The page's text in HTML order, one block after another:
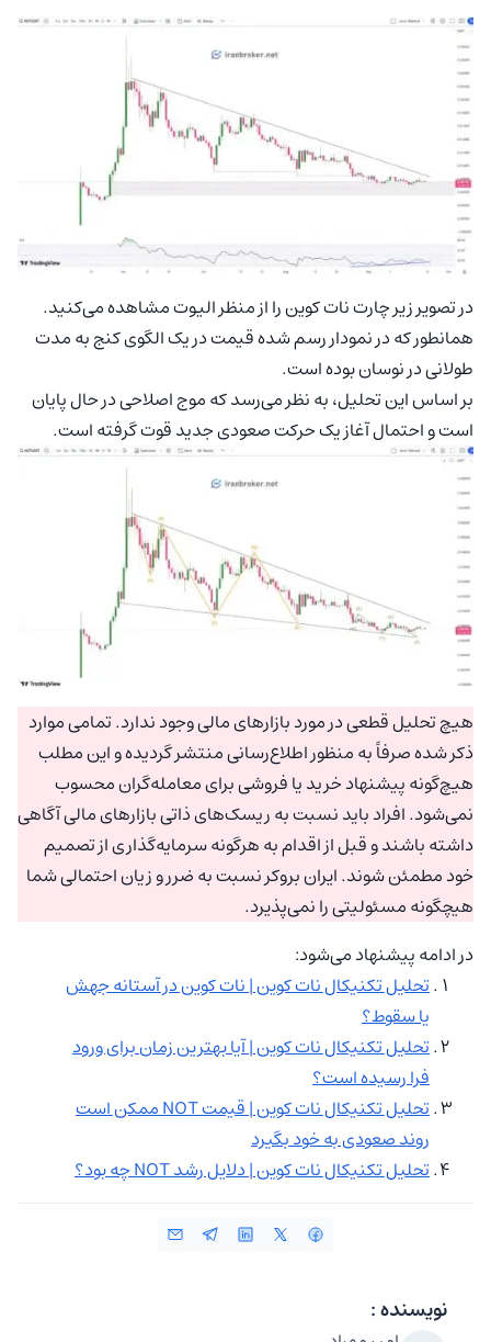
در تصویر زیر چارت نات کوین را از منظر الیوت مشاهده می‌کنید.
همانطور که در نمودار رسم شده قیمت در یک الگوی کنج به مدت
طولانی در نوسان بوده است.
بر اساس این تحلیل، به نظر می‌رسد که موج اصلاحی در حال پایان
است و احتمال آغاز یک حرکت صعودی جدید قوت گرفته است.
هیچ تحلیل قطعی در مورد بازارهای مالی وجود ندارد. تمامی موارد
ذکر شده صرفاً به منظور اطلاع‌رسانی منتشر گردیده و این مطلب
هیچ‌گونه پیشنهاد خرید یا فروشی برای معامله‌گران محسوب
نمی‌شود. افراد باید نسبت به ریسک‌های ذاتی بازارهای مالی آگاهی
داشته باشند و قبل از اقدام به هرگونه سرمایه‌گذاری از تصمیم
خود مطمئن شوند. ایران بروکر نسبت به ضرر و زیان احتمالی شما
هیچگونه مسئولیتی را نمی‌پذیرد.
در ادامه پیشنهاد می‌شود:
تحلیل تکنیکال نات کوین | نات کوین در آستانه جهش
یا سقوط؟
تحلیل تکنیکال نات کوین | آیا بهترین زمان برای ورود
فرا رسیده است؟
تحلیل تکنیکال نات کوین | قیمت NOT ممکن است
روند صعودی به خود بگیرد
تحلیل تکنیکال نات کوین | دلایل رشد NOT چه بود؟
نویسنده :